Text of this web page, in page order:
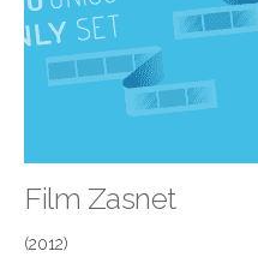
Film Zasnet
(2012)